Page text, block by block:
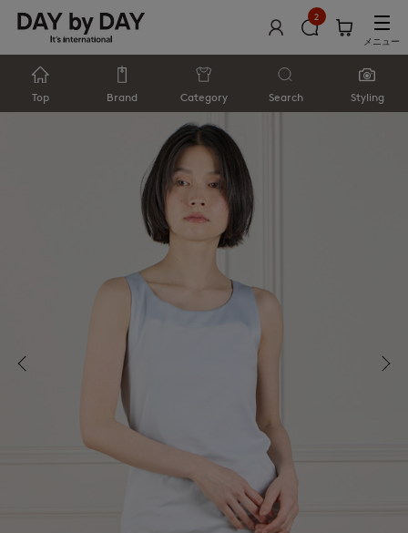
2
メニュー
Top Brand Category Search Styling